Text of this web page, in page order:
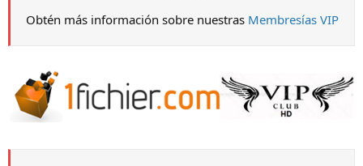
Obtén más información sobre nuestras Membresías VIP